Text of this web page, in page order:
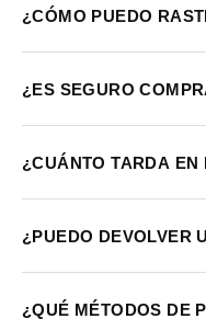
¿CÓMO PUEDO
¿ES SEGURO
¿CUÁNTO TARDA
¿PUEDO DEVOLVER
¿QUÉ MÉTODOS DE